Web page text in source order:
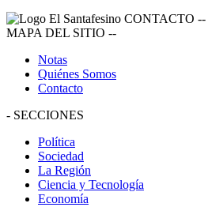
CONTACTO --
MAPA DEL SITIO --
Notas
Quiénes Somos
Contacto
- SECCIONES
Política
Sociedad
La Región
Ciencia y Tecnología
Economía